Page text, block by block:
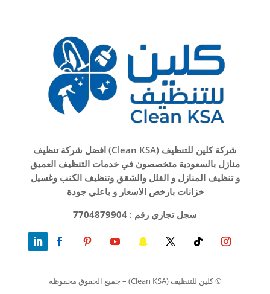
شركة كلين للتنظيف (Clean KSA) افضل شركة تنظيف
منازل بالسعودية متخصصون في خدمات التنظيف العميق
و تنظيف المنازل و الفلل والشقق وتنظيف الكنب وغسيل
خزانات بارخص الاسعار و باعلي جودة
سجل تجاري رقم : 7704879904
© كلين للتنظيف (Clean KSA) – جميع الحقوق محفوظة